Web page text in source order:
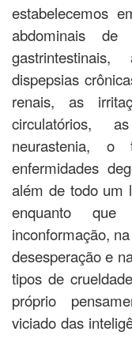
estabelecemos
abdominais
dispepsias
renais, as
circulatórios,
neurastenia, o
enfermidades
além de todo um
enquanto
inconformação,
desesperação e
tipos de
próprio
viciado das